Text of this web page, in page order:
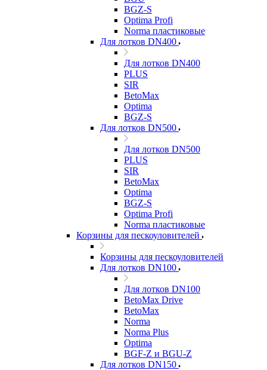
BGZ-S
Optima Profi
Norma пластиковые
Для лотков DN400
Для лотков DN400
PLUS
SIR
BetoMax
Optima
BGZ-S
Для лотков DN500
Для лотков DN500
PLUS
SIR
BetoMax
Optima
BGZ-S
Optima Profi
Norma пластиковые
Корзины для пескоуловителей
Корзины для пескоуловителей
Для лотков DN100
Для лотков DN100
BetoMax Drive
BetoMax
Norma
Norma Plus
Optima
BGF-Z и BGU-Z
Для лотков DN150